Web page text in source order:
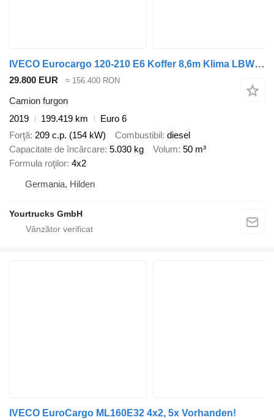
IVECO Eurocargo 120-210 E6 Koffer 8,6m Klima LBW1500Kg
29.800 EUR ≈ 156.400 RON
Camion furgon
2019
199.419 km
Euro 6
Forţă 209 c.p. (154 kW) Combustibil diesel
Capacitate de încărcare 5.030 kg Volum 50 m³
Formula roţilor 4x2
Germania, Hilden
Yourtrucks GmbH
IVECO EuroCargo ML160E32 4x2, 5x Vorhanden!